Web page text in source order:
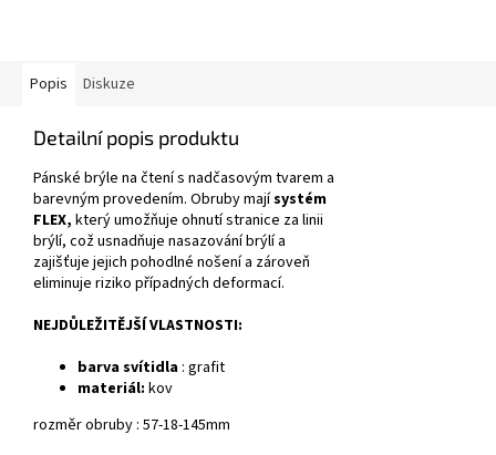
Popis Diskuze
Detailní popis produktu
Pánské brýle na čtení s nadčasovým tvarem a
barevným provedením. Obruby majísystém
FLEX, který umožňuje ohnutí stranice za linii
brýlí, což usnadňuje nasazování brýlí a
zajišťuje jejich pohodlné nošení a zároveň
eliminuje riziko případných deformací.
NEJDŮLEŽITĚJŠÍ VLASTNOSTI:
barva svítidla : grafit
materiál: kov
rozměr obruby : 57-18-145mm